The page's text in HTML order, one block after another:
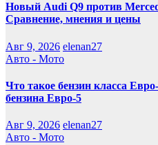
Новый Audi Q9 против
Сравнение, мнения и цены
Авг 9, 2026 elenan27
Авто - Мото
Что такое бензин класса
бензина Евро-5
Авг 9, 2026 elenan27
Авто - Мото